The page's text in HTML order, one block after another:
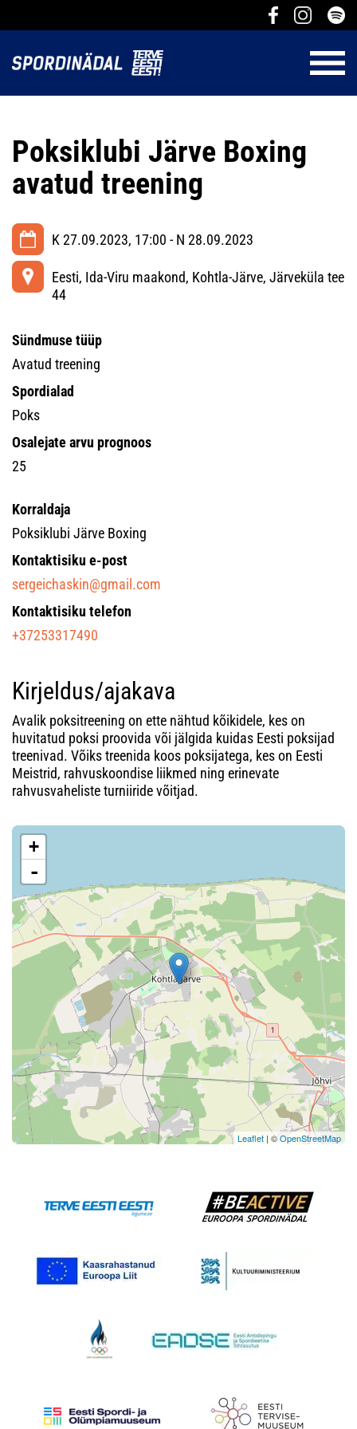
Poksiklubi Järve Boxing
avatud treening
K 27.09.2023, 17:00 - N 28.09.2023
Eesti, Ida-Viru maakond, Kohtla-Järve, Järveküla tee
44
Sündmuse tüüp
Avatud treening
Spordialad
Poks
Osalejate arvu prognoos
25
Korraldaja
Poksiklubi Järve Boxing
Kontaktisiku e-post
sergeichaskin@gmail.com
Kontaktisiku telefon
+37253317490
Kirjeldus/ajakava
Avalik poksitreening on ette nähtud kõikidele, kes on
huvitatud poksi proovida või jälgida kuidas Eesti poksijad
treenivad. Võiks treenida koos poksijatega, kes on Eesti
Meistrid, rahvuskoondise liikmed ning erinevate
rahvusvaheliste turniiride võitjad.
+
-
Leaflet | ©OpenStreetMap